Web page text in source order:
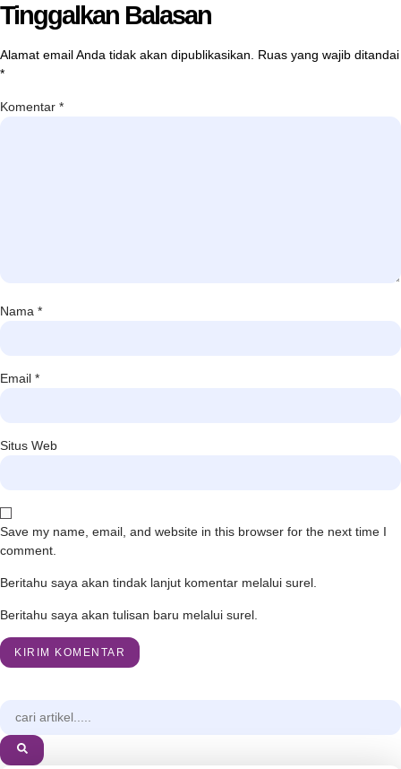
Tinggalkan Balasan
Alamat email Anda tidak akan dipublikasikan. Ruas yang wajib ditandai
*
Komentar *
Nama *
Email *
Situs Web
Save my name, email, and website in this browser for the next time I
comment.
Beritahu saya akan tindak lanjut komentar melalui surel.
Beritahu saya akan tulisan baru melalui surel.